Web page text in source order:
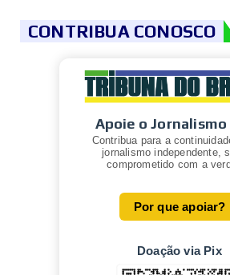
CONTRIBUA CONOSCO
Apoie o Jornalismo
Contribua para a
jornalismo independente,
comprometido com a
Por que apoiar?
Doação via Pix